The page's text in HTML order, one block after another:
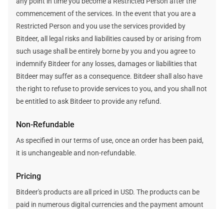
commencement of the services. In the event that you are a
Restricted Person and you use the services provided by
Bitdeer, all legal risks and liabilities caused by or arising from
such usage shall be entirely borne by you and you agree to
indemnify Bitdeer for any losses, damages or liabilities that
Bitdeer may suffer as a consequence. Bitdeer shall also have
the right to refuse to provide services to you, and you shall not
be entitled to ask Bitdeer to provide any refund.
Non-Refundable
As specified in our terms of use, once an order has been paid,
it is unchangeable and non-refundable.
Pricing
Bitdeer's products are all priced in USD. The products can be
paid in numerous digital currencies and the payment amount